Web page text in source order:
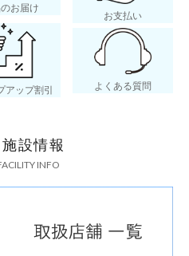
お届け
お支払い
アップ割引 よくある質問
設情報
INFO